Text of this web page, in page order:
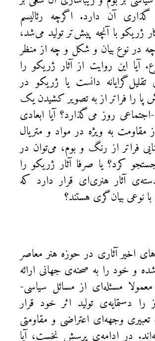
گذاری آن دارد. اگرچه رئالیسم
ژریکو با آنچه پیش‌تر تولید می‌شد،
در نوع بیان و شکل و چه از منظر
آیا این روایت از آثار ژریکو را
تقلیل‌گرایانه دانست یا ژریکو در
پا را فراتر از به تصویر کشیدن یک
روز می‌گذارد؟ آیا ابعادی
مقاومت به ویژه در مواد و متریال
فراتر از رنگ و بوم، می‌توان در
کرد؟ یا صرفا آثار ژریکو را
آثار هنری‌ای قرار دارد که
با نوعی بیان‌گری هستند؟
اخیر آثاری در حوزه هنر معاصر
و خود را به صحنه‌‌ی جهانی ارائه
مسئله‌ای از مسائل سیاسی-
را دستمایه‌‌‌ی تولید اثر خود قرار
تعبیری وجهه‌ای اعتراضی و مقاومتی
در ادامه‌ی پرسش نخست، آیا